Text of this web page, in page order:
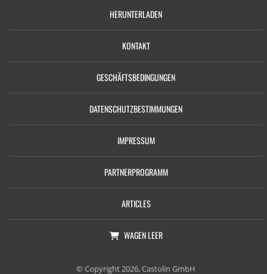
HERUNTERLADEN
KONTAKT
GESCHÄFTSBEDINGUNGEN
DATENSCHUTZBESTIMMUNGEN
IMPRESSUM
PARTNERPROGRAMM
ARTICLES
WAGENLEER
© Copyright 2026, Castolin GmbH